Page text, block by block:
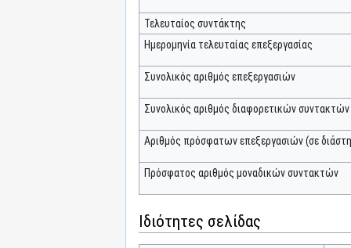
Τελευταίος συντάκτης
Ημερομηνία τελευταίας επεξεργασίας
Συνολικός αριθμός επεξεργασιών
Συνολικός αριθμός διαφορετικών συντακτών
Αριθμός πρόσφατων επεξεργασιών (σε
Πρόσφατος αριθμός μοναδικών συντακτών
Ιδιότητες σελίδας